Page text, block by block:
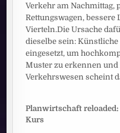
Verkehr am Nachmittag,
Rettungswagen, bessere
Vierteln.Die Ursache
dieselbe sein:
eingesetzt, um
Muster zu erkennen
Verkehrswesen scheint
Planwirtschaft
Kurs